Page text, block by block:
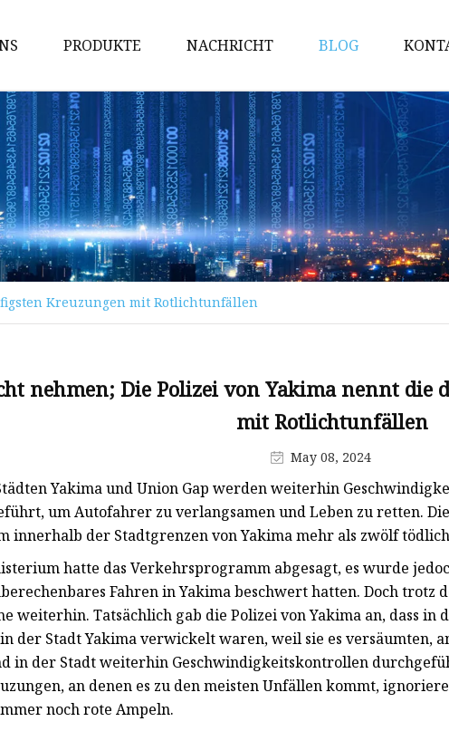
PRODUKTE
Absperrschieber
Kugelhahn
Durchgangsventil
Rückschlagventil
Kugelhahnguss
Schieberguss
Rückschlagventilguss
Kraftwerksventil
NACHRICHT BLOG
Kreuzungen mit Rotlichtunfällen
nehmen; Die Polizei von Yakima nennt die
mit Rotlichtunfällen
May 08, 2024
Yakima und Union Gap werden weiterhin
um Autofahrer zu verlangsamen und Leben zu retten.
innerhalb der Stadtgrenzen von Yakima mehr als zwölf
hatte das Verkehrsprogramm abgesagt, es wurde
Fahren in Yakima beschwert hatten. Doch trotz
weiterhin. Tatsächlich gab die Polizei von Yakima an, dass in
der Stadt Yakima verwickelt waren, weil sie es versäumten,
in der Stadt weiterhin Geschwindigkeitskontrollen
an denen es zu den meisten Unfällen kommt,
noch rote Ampeln.